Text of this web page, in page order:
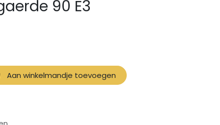
90 E3
Aan winkelmandje toevoegen